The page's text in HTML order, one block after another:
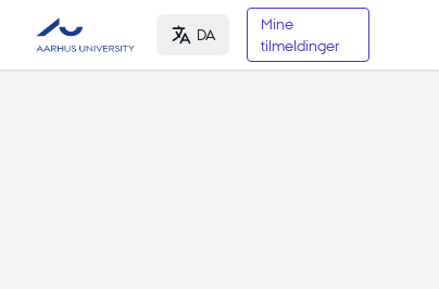
DA
Mine
tilmeldinger